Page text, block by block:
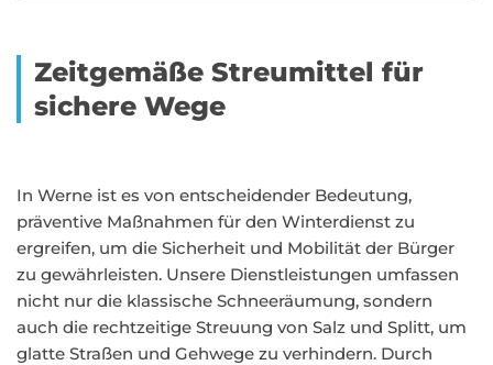
Zeitgemäße Streumittel für
sichere Wege
In Werne ist es von entscheidender Bedeutung,
präventive Maßnahmen für den Winterdienst zu
ergreifen, um die Sicherheit und Mobilität der Bürger
zu gewährleisten. Unsere Dienstleistungen umfassen
nicht nur die klassische Schneeräumung, sondern
auch die rechtzeitige Streuung von Salz und Splitt, um
glatte Straßen und Gehwege zu verhindern. Durch